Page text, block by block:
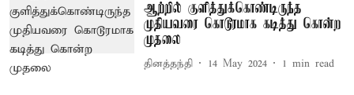
ஆற்றில் குளித்துக்கொண்டிருந்த
முதியவரை கொடூரமாக கடித்து கொன்ற
முதலை
தினத்தந்தி 14 May 2024 1 min read